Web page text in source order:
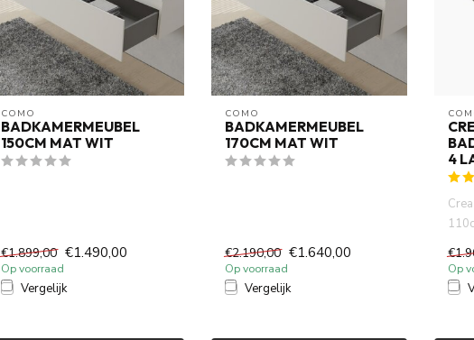
COMO
BADKAMERMEUBEL
150CM MAT WIT
€1.899,00 €1.490,00
Op voorraad
Vergelijk
COMO
BADKAMERMEUBEL
170CM MAT WIT
€2.190,00 €1.640,00
Op voorraad
Vergelijk
4
Op